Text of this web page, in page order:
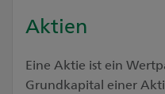
Aktien
Eine Aktie ist ein
Grundkapital einer